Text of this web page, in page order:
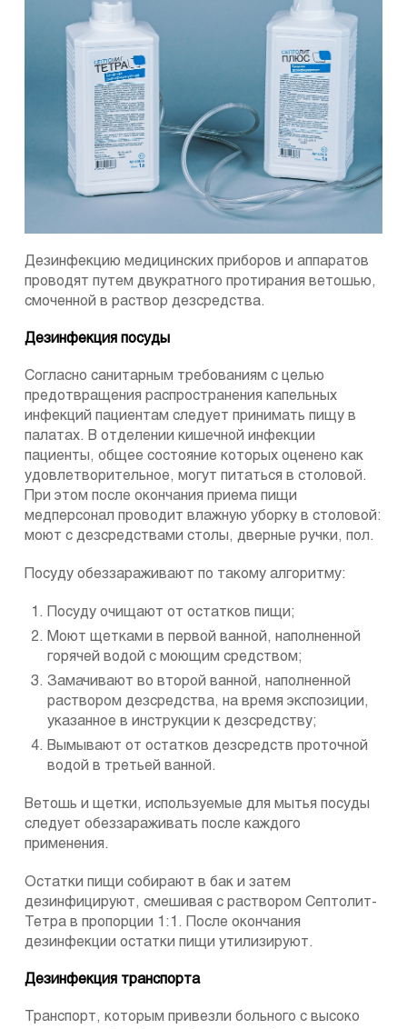
Дезинфекцию медицинских приборов и аппаратов
проводят путем двукратного протирания ветошью,
смоченной в раствор дезсредства.
Дезинфекция посуды
Согласно санитарным требованиям с целью
предотвращения распространения капельных
инфекций пациентам следует принимать пищу в
палатах. В отделении кишечной инфекции
пациенты, общее состояние которых оценено как
удовлетворительное, могут питаться в столовой.
При этом после окончания приема пищи
медперсонал проводит влажную уборку в столовой:
моют с дезсредствами столы, дверные ручки, пол.
Посуду обеззараживают по такому алгоритму:
Посуду очищают от остатков пищи;
Моют щетками в первой ванной, наполненной
горячей водой с моющим средством;
Замачивают во второй ванной, наполненной
раствором дезсредства, на время экспозиции,
указанное в инструкции к дезсредству;
Вымывают от остатков дезсредств проточной
водой в третьей ванной.
Ветошь и щетки, используемые для мытья посуды
следует обеззараживать после каждого
применения.
Остатки пищи собирают в бак и затем
дезинфицируют, смешивая с раствором Септолит-
Тетра в пропорции 1:1. После окончания
дезинфекции остатки пищи утилизируют.
Дезинфекция транспорта
Транспорт, которым привезли больного с высоко